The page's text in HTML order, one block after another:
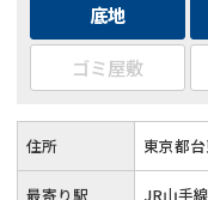
底地
ゴミ屋敷
住所 東京都
最寄り駅 JR山手
事故物件
営業時間外
0120-